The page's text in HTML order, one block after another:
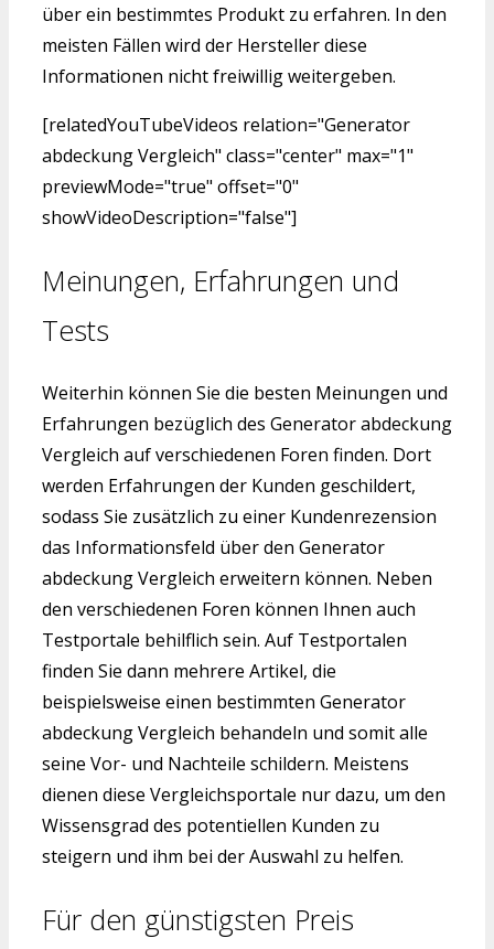
über ein bestimmtes Produkt zu erfahren. In den
meisten Fällen wird der Hersteller diese
Informationen nicht freiwillig weitergeben.
[relatedYouTubeVideos relation="Generator
abdeckung Vergleich" class="center" max="1"
previewMode="true" offset="0"
showVideoDescription="false"]
Meinungen, Erfahrungen und
Tests
Weiterhin können Sie die besten Meinungen und
Erfahrungen bezüglich des Generator abdeckung
Vergleich auf verschiedenen Foren finden. Dort
werden Erfahrungen der Kunden geschildert,
sodass Sie zusätzlich zu einer Kundenrezension
das Informationsfeld über den Generator
abdeckung Vergleich erweitern können. Neben
den verschiedenen Foren können Ihnen auch
Testportale behilflich sein. Auf Testportalen
finden Sie dann mehrere Artikel, die
beispielsweise einen bestimmten Generator
abdeckung Vergleich behandeln und somit alle
seine Vor- und Nachteile schildern. Meistens
dienen diese Vergleichsportale nur dazu, um den
Wissensgrad des potentiellen Kunden zu
steigern und ihm bei der Auswahl zu helfen.
Für den günstigsten Preis